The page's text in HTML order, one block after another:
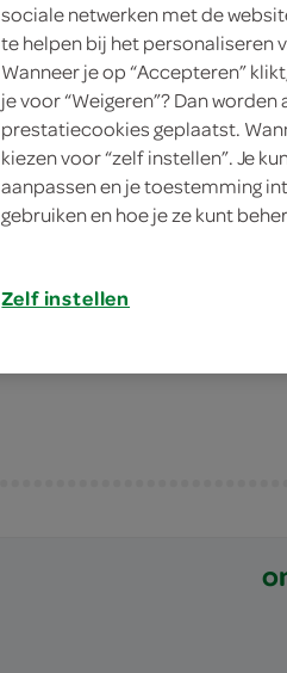
in
sociale netwerken met de
te helpen bij het personaliseren
Wanneer je op “Accepteren”
je voor “Weigeren”? Dan
prestatiecookies geplaatst.
kiezen voor “zelf instellen”. Je
aanpassen en je toestemming
gebruiken en hoe je ze kunt
Zelf instellen